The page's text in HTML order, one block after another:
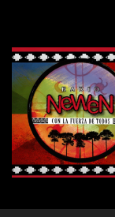
content